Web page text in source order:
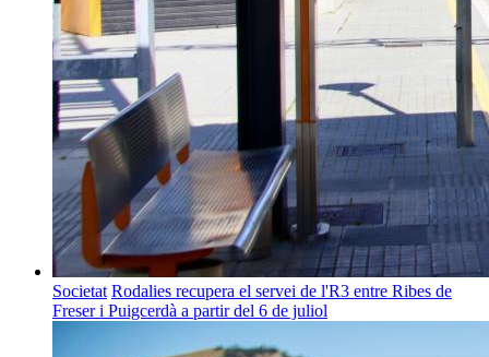
Societat Rodalies recupera el servei de l'R3 entre Ribes de
Freser i Puigcerdà a partir del 6 de juliol